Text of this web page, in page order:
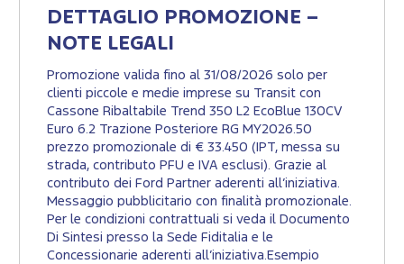
DETTAGLIO PROMOZIONE –
NOTE LEGALI
Promozione valida fino al 31/08/2026 solo per
clienti piccole e medie imprese su Transit con
Cassone Ribaltabile Trend 350 L2 EcoBlue 130CV
Euro 6.2 Trazione Posteriore RG MY2026.50
prezzo promozionale di € 33.450 (IPT, messa su
strada, contributo PFU e IVA esclusi). Grazie al
contributo dei Ford Partner aderenti all’iniziativa.
Messaggio pubblicitario con finalità promozionale.
Per le condizioni contrattuali si veda il Documento
Di Sintesi presso la Sede Fiditalia e le
Concessionarie aderenti all’iniziativa.Esempio